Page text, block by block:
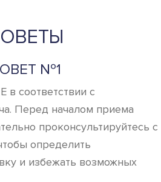
№1
в соответствии с
Перед началом приема
проконсультируйтесь с
определить
и избежать возможных